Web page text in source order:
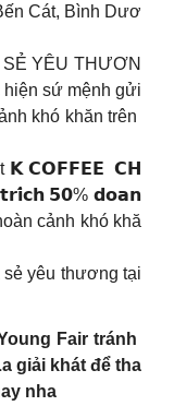
Cát, Bình Dươ
YÊU THƯƠN
hiện sứ mệnh gửi
khó khăn trên
𝗞 𝗖𝗢𝗙𝗙𝗘𝗘 𝗖𝗛
𝟱𝟬% 𝗱𝗼𝗮𝗻
cảnh khó khă
yêu thương tại
Fair tránh
giải khát để tha
nha